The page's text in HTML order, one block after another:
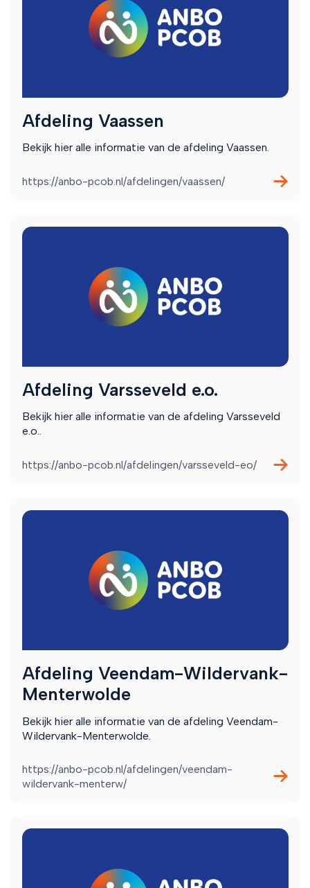
Afdeling Vaassen
Bekijk hier alle informatie van de afdeling Vaassen.
https://anbo-pcob.nl/afdelingen/vaassen/
Afdeling Varsseveld e.o.
Bekijk hier alle informatie van de afdeling Varsseveld
e.o..
https://anbo-pcob.nl/afdelingen/varsseveld-eo/
Afdeling Veendam-Wildervank-
Menterwolde
Bekijk hier alle informatie van de afdeling Veendam-
Wildervank-Menterwolde.
https://anbo-pcob.nl/afdelingen/veendam-
wildervank-menterw/